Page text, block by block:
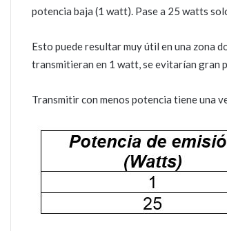
potencia baja (1 watt). Pase a 25 watts
Esto puede resultar muy útil en una zona
transmitieran en 1 watt, se evitarían gran
Transmitir con menos potencia tiene una